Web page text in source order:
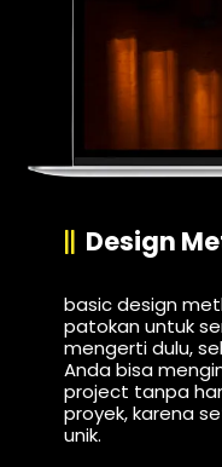
Design
basic design
patokan untuk
mengerti dulu,
Anda bisa
project tanpa
proyek, karena
unik.